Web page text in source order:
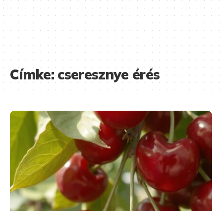
Címke:cseresznye érés